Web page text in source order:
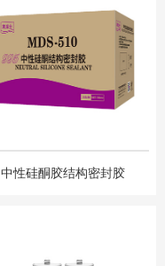
中性硅酮胶结构密封胶